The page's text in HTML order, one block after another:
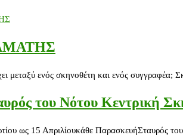
μεταξύ ενός σκηνοθέτη και ενός συγγραφέα;
του Νότου Κεντρική
ως 15 Απριλίουκάθε ΠαρασκευήΣταυρός